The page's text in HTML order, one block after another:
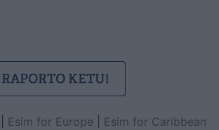
Esim for Europe
Esim for Caribbean